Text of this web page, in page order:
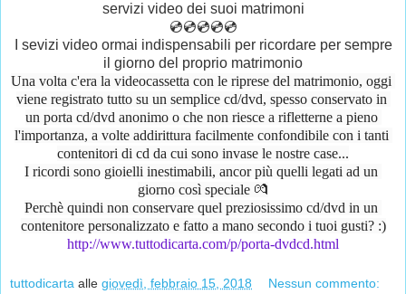
servizi video dei suoi matrimoni
💿💿💿💿💿
I sevizi video ormai indispensabili per ricordare per sempre
il giorno del proprio matrimonio
Una volta c'era la videocassetta con le riprese del matrimonio, oggi
viene registrato tutto su un semplice cd/dvd, spesso conservato in
un porta cd/dvd anonimo o che non riesce a rifletterne a pieno
l'importanza, a volte addirittura facilmente confondibile con i tanti
contenitori di cd da cui sono invase le nostre case...
I ricordi sono gioielli inestimabili, ancor più quelli legati ad un
giorno così speciale 💏
Perchè quindi non conservare quel preziosissimo cd/dvd in un
contenitore personalizzato e fatto a mano secondo i tuoi gusti? :)
http://www.tuttodicarta.com/p/porta-dvdcd.html
tuttodicarta alle giovedì, febbraio 15, 2018 Nessun commento: